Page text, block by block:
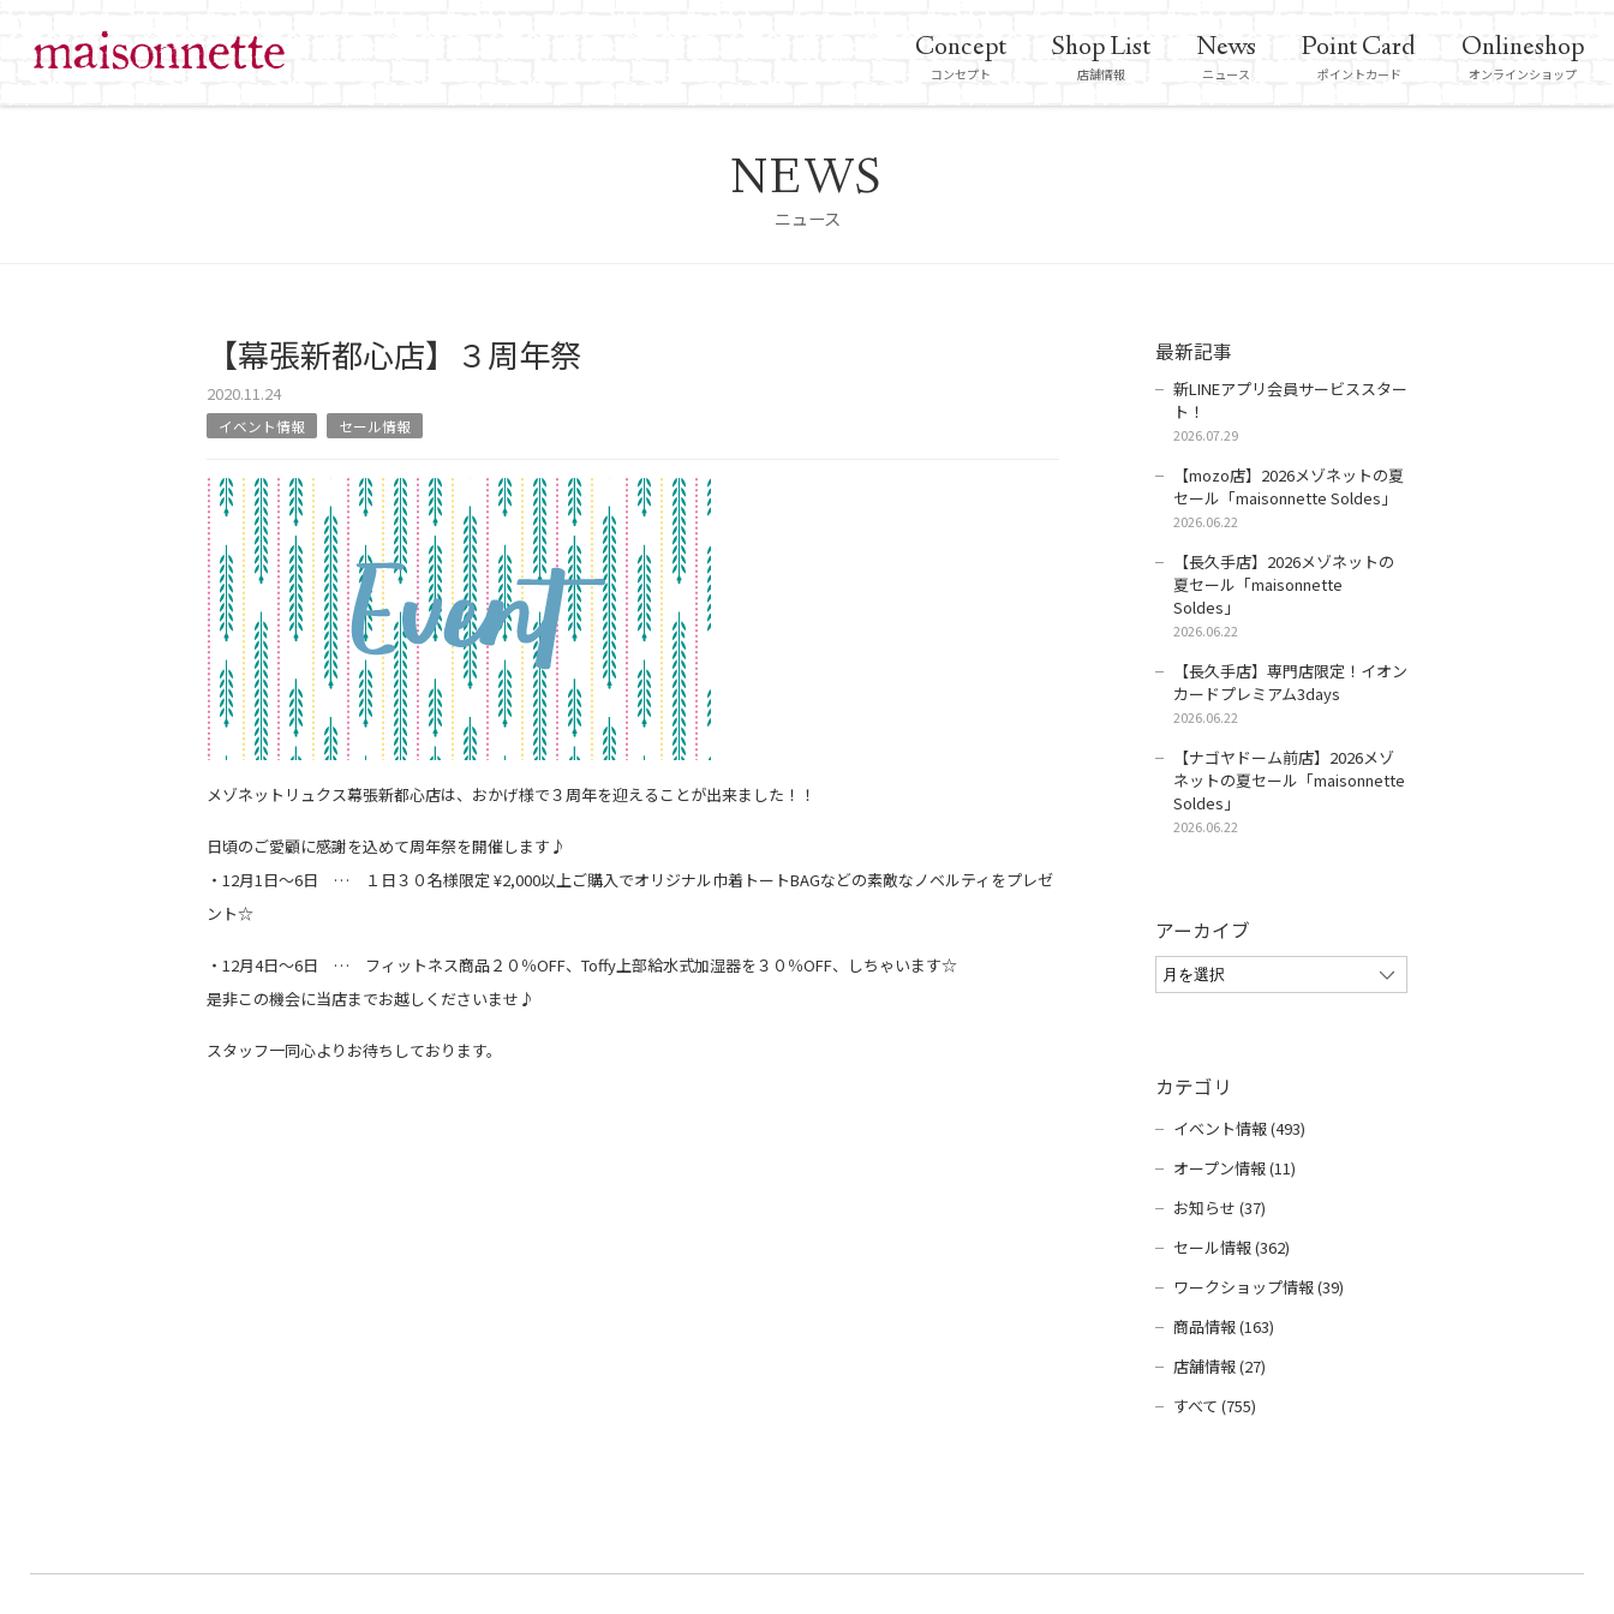
Concept
コンセプト
Shop List
店舗情報
News
ニュース
Point Card
ポイントカード
Onlineshop
オンラインショップ
NEWS
ニュース
【幕張新都心店】３周年祭
2020.11.24
イベント情報 セール情報
メゾネットリュクス幕張新都心店は、おかげ様で３周年を迎えることが出来ました！！
日頃のご愛顧に感謝を込めて周年祭を開催します♪
・12月1日～6日 … １日３０名様限定 ¥2,000以上ご購入でオリジナル巾着トートBAGなどの素敵なノベルティをプレゼ
ント☆
・12月4日～6日 … フィットネス商品２０％OFF、Toffy上部給水式加湿器を３０％OFF、 しちゃいます☆
是非この機会に当店までお越しくださいませ♪
スタッフ一同心よりお待ちしております。
最新記事
新LINEアプリ会員サービススター
ト！
2026.07.29
【mozo店】2026メゾネットの夏
セール「maisonnette Soldes」
2026.06.22
【長久手店】2026メゾネットの
夏セール「maisonnette
Soldes」
2026.06.22
【長久手店】専門店限定！イオン
カードプレミアム3days
2026.06.22
【ナゴヤドーム前店】2026メゾ
ネットの夏セール「maisonnette
Soldes」
2026.06.22
アーカイブ
カテゴリ
イベント情報 (493)
オープン情報 (11)
お知らせ (37)
セール情報 (362)
ワークショップ情報 (39)
商品情報 (163)
店舗情報 (27)
すべて (755)